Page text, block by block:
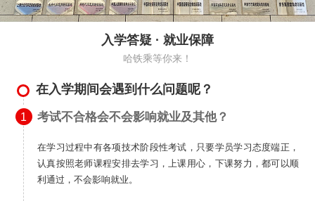
入学答疑 · 就业保障
哈铁乘等你来！
在入学期间会遇到什么问题呢？
考试不合格会不会影响就业及其他？
1
在学习过程中有各项技术阶段性考试，只要学员学习态度端正，
认真按照老师课程安排去学习，上课用心，下课努力，都可以顺
利通过，不会影响就业。